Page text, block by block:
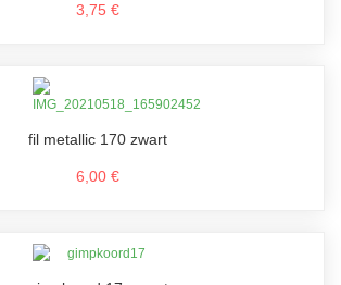
3,75 €
fil metallic 170 zwart
6,00 €